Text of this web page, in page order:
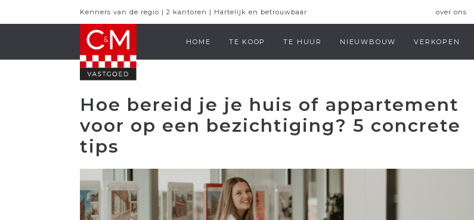
Kenners van de regio | 2 kantoren | Hartelijk en betrouwbaar over ons
HOME TE KOOP TE HUUR NIEUWBOUW VERKOPEN
Hoe bereid je je huis of appartement
voor op een bezichtiging? 5 concrete
tips